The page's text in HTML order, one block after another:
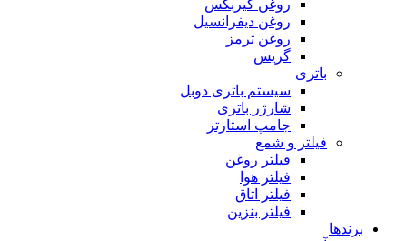
روغن گیربکس
روغن دیفرانسیل
روغن ترمز
گریس
باتری
سیستم باتری دوبل
شارژر باتری
جامپ استارتر
فیلتر و شمع
فیلتر روغن
فیلتر هوا
فیلتر اتاق
فیلتر بنزین
برندها